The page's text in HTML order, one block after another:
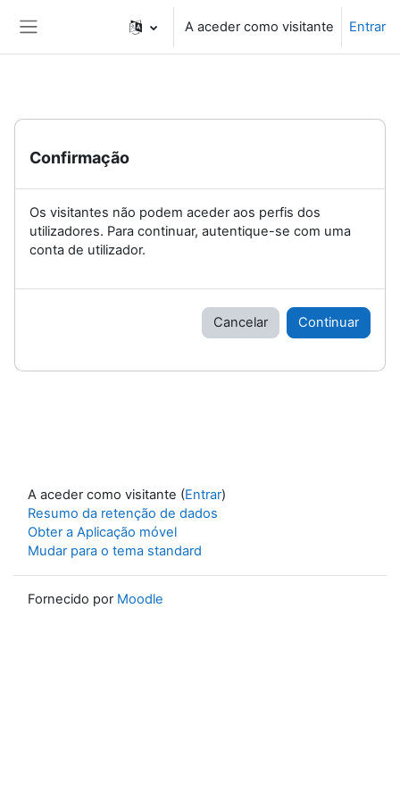
A aceder como visitante Entrar
Confirmação
Os visitantes não podem aceder aos perfis dos
utilizadores. Para continuar, autentique-se com uma
conta de utilizador.
Cancelar Continuar
A aceder como visitante (Entrar)
Resumo da retenção de dados
Obter a Aplicação móvel
Mudar para o tema standard
Fornecido por Moodle